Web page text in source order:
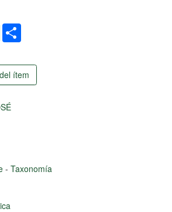
WhatsApp
ítem
- Taxonomía